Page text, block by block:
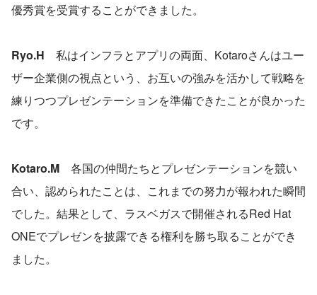
優秀賞を受賞することができました。
Ryo.H 私はインフラとアプリの両面、Kotaroさんはユー
ザー企業側の視点という、お互いの強みを活かして戦略を
練りつつプレゼンテーションを準備できたことが良かった
です。
Kotaro.M 各国の仲間たちとプレゼンテーションを競い
合い、認められたことは、これまでの努力が報われた瞬間
でした。結果として、ラスベガスで開催されるRed Hat
ONEでプレゼンを披露できる権利を勝ち取ることができ
ました。